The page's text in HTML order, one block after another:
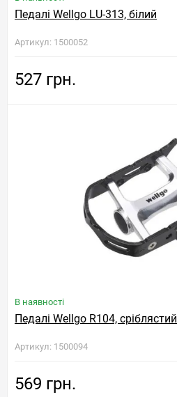
Педалі Wellgo LU-313, білий
Артикул: 1500052
527 грн.
В наявності
Педалі Wellgo R104, сріблястий
Артикул: 1500094
569 грн.